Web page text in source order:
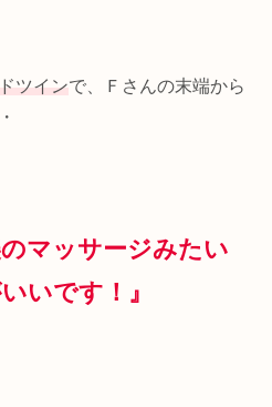
ツインで、Ｆさんの末端から
のマッサージみたい
いです！』